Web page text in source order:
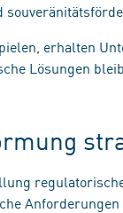
erhalten
Lösungen